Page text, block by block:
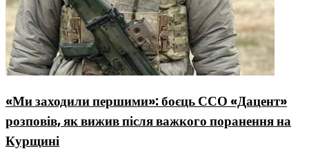
«Ми заходили першими»: боєць ССО «Дацент»
розповів, як вижив після важкого поранення на
Курщині